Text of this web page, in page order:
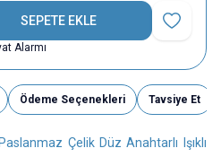
SEPETE EKLE
Favoriye
Alarmı
Ödeme Seçenekleri Tavsiye Et
Çelik Düz Anahtarlı Işıklı